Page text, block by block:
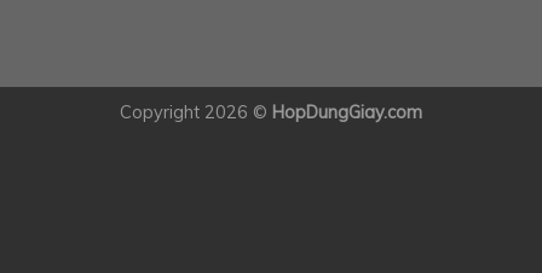
Copyright 2026 © HopDungGiay.com